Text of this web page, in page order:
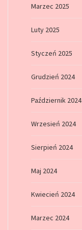
Marzec 2025
Luty 2025
Styczeń 2025
Grudzień 2024
Październik 2024
Wrzesień 2024
Sierpień 2024
Maj 2024
Kwiecień 2024
Marzec 2024